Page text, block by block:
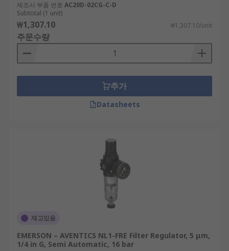
제조사 부품 번호 AC20D-02CG-C-D
Subtotal (1 unit)
₩1,307.10 ₩1,307.10/unit
주문수량
추가
Datasheets
재고있음
EMERSON – AVENTICS NL1-FRE Filter Regulator, 5 μm,
1/4 in G, Semi Automatic, 16 bar